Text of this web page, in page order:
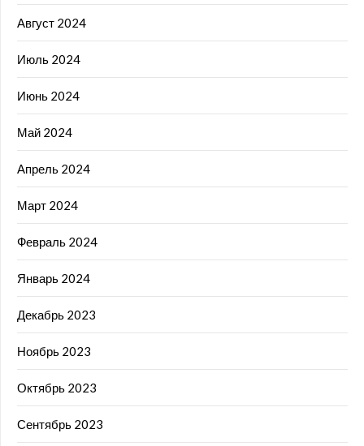
Август 2024
Июль 2024
Июнь 2024
Май 2024
Апрель 2024
Март 2024
Февраль 2024
Январь 2024
Декабрь 2023
Ноябрь 2023
Октябрь 2023
Сентябрь 2023